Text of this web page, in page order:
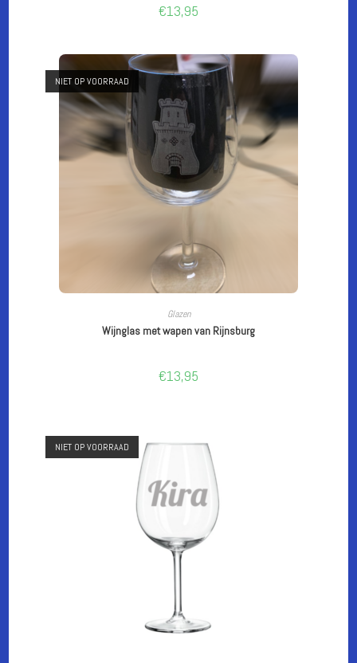
€13,95
NIET OP VOORRAAD
LEES VERDER
Glazen
Wijnglas met wapen van Rijnsburg
€13,95
NIET OP VOORRAAD